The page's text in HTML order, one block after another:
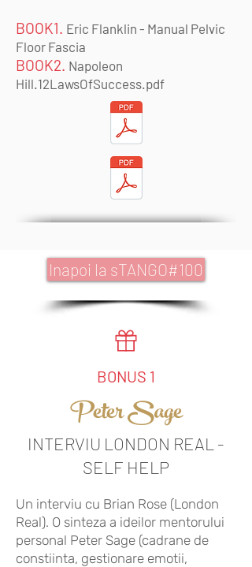
BOOK1 Eric Flanklin - Manual Pelvic
Floor Fascia
BOOK2. Napoleon
Hill.12LawsOfSuccess.pdf
Inapoi la sTANGO#100
BONUS 1
Peter Sage
INTERVIU LONDON REAL -
SELF HELP
Un interviu cu Brian Rose (London
Real). O sinteza a ideilor mentorului
personal Peter Sage (cadrane de
constiinta, gestionare emotii,